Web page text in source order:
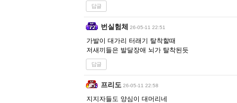
답글
번실험체 26-05-11 22:51
가발이 대가리 터래기 탈착할때
저새끼들은 발달장애 뇌가 탈착된듯
답글
프리도 26-05-11 22:58
지지자들도 양심이 대머리네